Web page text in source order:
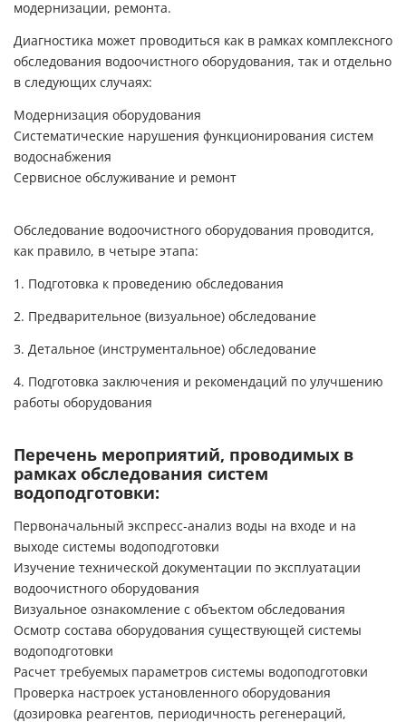
модернизации, ремонта.
Диагностика может проводиться как в рамках комплексного
обследования водоочистного оборудования, так и отдельно
в следующих случаях:
Модернизация оборудования
Систематические нарушения функционирования систем
водоснабжения
Сервисное обслуживание и ремонт
Обследование водоочистного оборудования проводится,
как правило, в четыре этапа:
1. Подготовка к проведению обследования
2. Предварительное (визуальное) обследование
3. Детальное (инструментальное) обследование
4. Подготовка заключения и рекомендаций по улучшению
работы оборудования
Перечень мероприятий, проводимых в
рамках обследования систем
водоподготовки:
Первоначальный экспресс-анализ воды на входе и на
выходе системы водоподготовки
Изучение технической документации по эксплуатации
водоочистного оборудования
Визуальное ознакомление с объектом обследования
Осмотр состава оборудования существующей системы
водоподготовки
Расчет требуемых параметров системы водоподготовки
Проверка настроек установленного оборудования
(дозировка реагентов, периодичность регенераций,